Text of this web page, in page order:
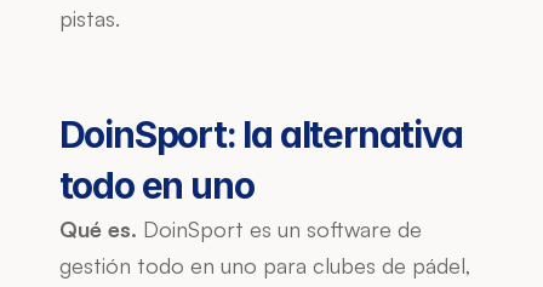
pistas.
DoinSport: la alternativa
todo en uno
Qué es. DoinSport es un software de
gestión todo en uno para clubes de pádel,